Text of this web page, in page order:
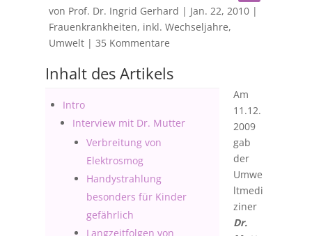
von Prof. Dr. Ingrid Gerhard | Jan. 22, 2010|
Frauenkrankheiten, inkl. Wechseljahre,
Umwelt| 35 Kommentare
Inhalt des Artikels
Intro
Interview mit Dr. Mutter
Verbreitung von
Elektrosmog
Handystrahlung
besonders für Kinder
gefährlich
Langzeitfolgen von
Am
11.12.
2009
gab
der
Umwe
ltmedi
ziner
Dr.